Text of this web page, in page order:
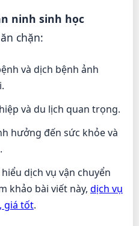
ninh sinh học
chặn:
và dịch bệnh ảnh
và du lịch quan trọng.
hưởng đến sức khỏe và
dịch vụ vận chuyển
khảo bài viết này, dịch vụ
giá tốt.